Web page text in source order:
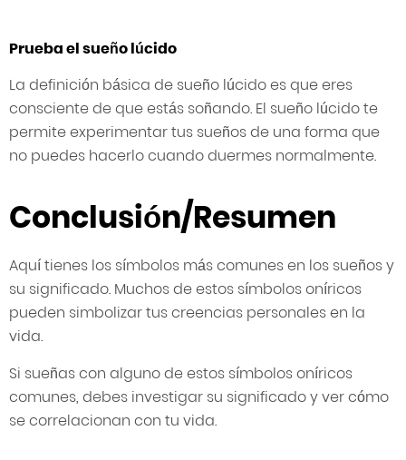
Prueba el sueño lúcido
La definición básica de sueño lúcido es que eres
consciente de que estás soñando. El sueño lúcido te
permite experimentar tus sueños de una forma que
no puedes hacerlo cuando duermes normalmente.
Conclusión/Resumen
Aquí tienes los símbolos más comunes en los sueños y
su significado. Muchos de estos símbolos oníricos
pueden simbolizar tus creencias personales en la
vida.
Si sueñas con alguno de estos símbolos oníricos
comunes, debes investigar su significado y ver cómo
se correlacionan con tu vida.